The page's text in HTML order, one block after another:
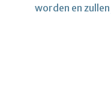
worden en